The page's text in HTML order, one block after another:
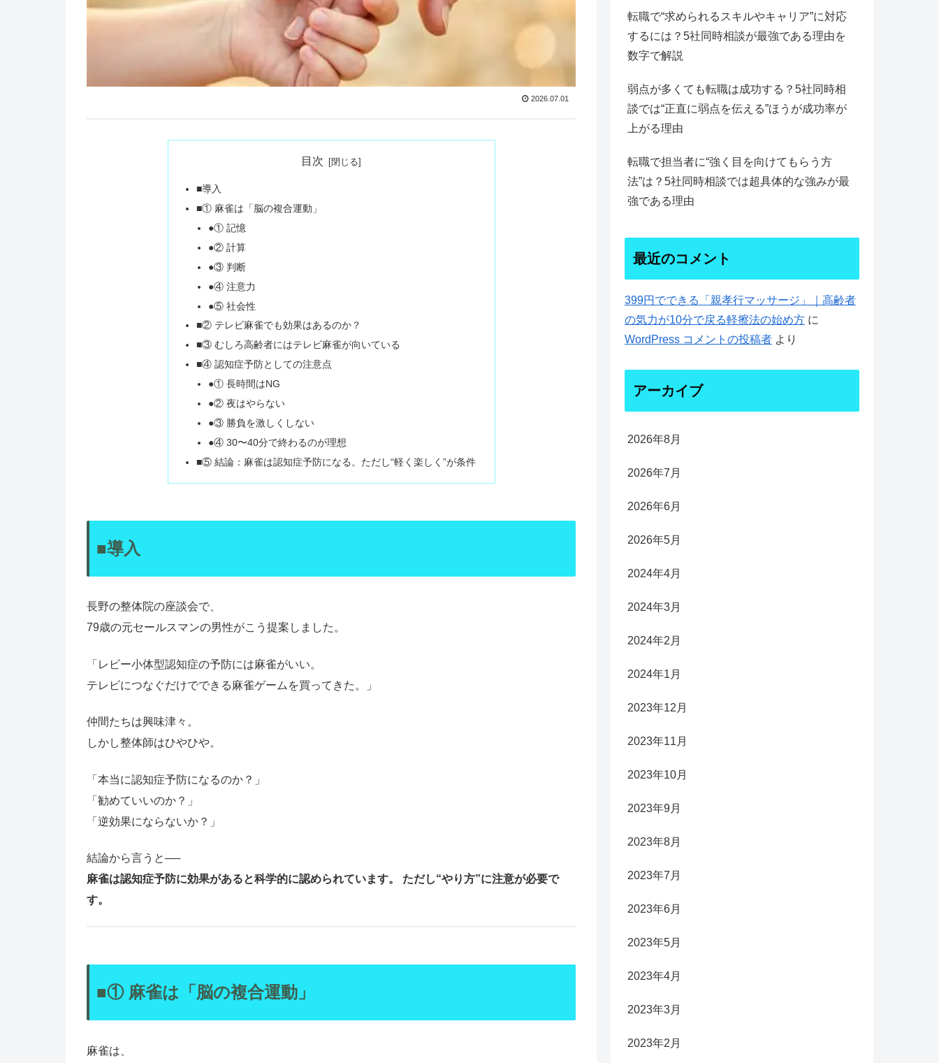
2026.07.01
目次
■導入
■① 麻雀は「脳の複合運動」
●① 記憶
●② 計算
●③ 判断
●④ 注意力
●⑤ 社会性
■② テレビ麻雀でも効果はあるのか？
■③ むしろ高齢者にはテレビ麻雀が向いている
■④ 認知症予防としての注意点
●① 長時間はNG
●② 夜はやらない
●③ 勝負を激しくしない
●④ 30〜40分で終わるのが理想
■⑤ 結論：麻雀は認知症予防になる。ただし“軽く楽しく”が条件
■導入
長野の整体院の座談会で、
79歳の元セールスマンの男性がこう提案しました。
「レビー小体型認知症の予防には麻雀がいい。
テレビにつなぐだけでできる麻雀ゲームを買ってきた。」
仲間たちは興味津々。
しかし整体師はひやひや。
「本当に認知症予防になるのか？」
「勧めていいのか？」
「逆効果にならないか？」
結論から言うと──
麻雀は認知症予防に効果があると科学的に認められています。 ただし“やり方”に注意が必要で
す。
■① 麻雀は「脳の複合運動」
麻雀は、
転職で“求められるスキルやキャリア”に対応
するには？5社同時相談が最強である理由を
数字で解説
弱点が多くても転職は成功する？5社同時相
談では“正直に弱点を伝える”ほうが成功率が
上がる理由
転職で担当者に“強く目を向けてもらう方
法”は？5社同時相談では超具体的な強みが最
強である理由
最近のコメント
399円でできる「親孝行マッサージ」｜高齢者
の気力が10分で戻る軽擦法の始め方 に
WordPress コメントの投稿者 より
アーカイブ
2026年8月
2026年7月
2026年6月
2026年5月
2024年4月
2024年3月
2024年2月
2024年1月
2023年12月
2023年11月
2023年10月
2023年9月
2023年8月
2023年7月
2023年6月
2023年5月
2023年4月
2023年3月
2023年2月